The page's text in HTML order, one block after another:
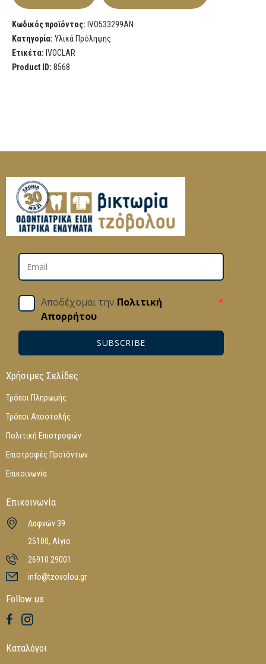
Κωδικός προϊόντος: IVO533299AN
Κατηγορία: Υλικά Πρόληψης
Ετικέτα: IVOCLAR
Product ID: 8568
Αποδέχομαι την Πολιτική
Απορρήτου
*
SUBSCRIBE
Χρήσιμες Σελίδες
Τρόποι Πληρωμής
Τρόποι Αποστολής
Πολιτική Επιστροφών
Επιστροφές Προϊόντων
Επικοινωνία
Επικοινωνία
Δαφνών 39
25100, Αίγιο
26910 29001
info@tzovolou.gr
Follow us
Καταλόγοι